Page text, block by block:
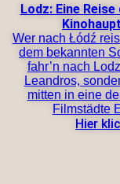
Lodz: Eine
Wer nach Łódź
dem bekannten
fahr’n nach
Leandros,
mitten in eine
Filmstädte
Hier